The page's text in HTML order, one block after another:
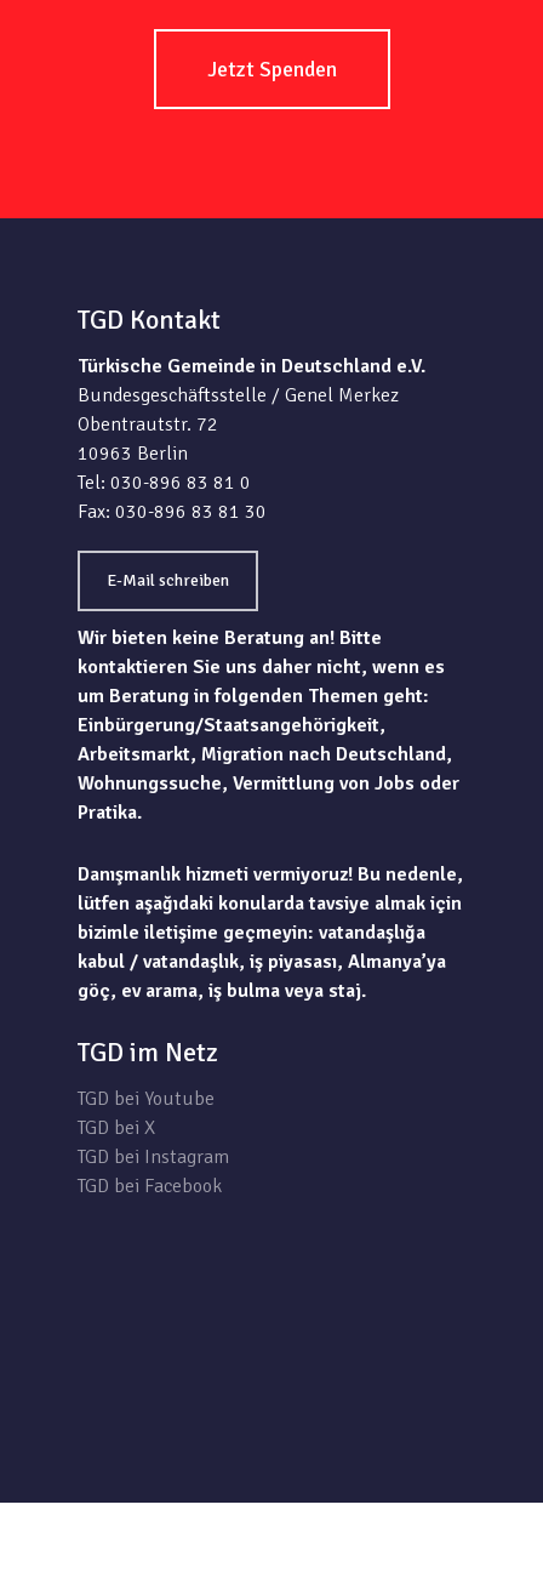
Jetzt Spenden
TGD Kontakt
Türkische Gemeinde in Deutschland e.V.
Bundesgeschäftsstelle / Genel Merkez
Obentrautstr. 72
10963 Berlin
Tel: 030-896 83 81 0
Fax: 030-896 83 81 30
E-Mail schreiben
Wir bieten keine Beratung an! Bitte
kontaktieren Sie uns daher nicht, wenn es
um Beratung in folgenden Themen geht:
Einbürgerung/Staatsangehörigkeit,
Arbeitsmarkt, Migration nach Deutschland,
Wohnungssuche, Vermittlung von Jobs oder
Pratika.
Danışmanlık hizmeti vermiyoruz! Bu nedenle,
lütfen aşağıdaki konularda tavsiye almak için
bizimle iletişime geçmeyin: vatandaşlığa
kabul / vatandaşlık, iş piyasası, Almanya’ya
göç, ev arama, iş bulma veya staj.
TGD im Netz
TGD bei Youtube
TGD bei X
TGD bei Instagram
TGD bei Facebook